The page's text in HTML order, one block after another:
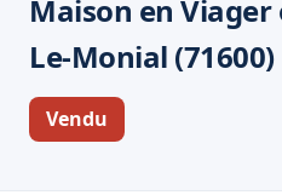
Maison en Viager
Le-Monial (71600)
Vendu